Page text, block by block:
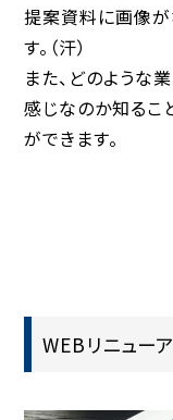
提案資料に画像
す。（汗）
また、どのような
感じなのか知るこ
ができます。
WEBリニュー